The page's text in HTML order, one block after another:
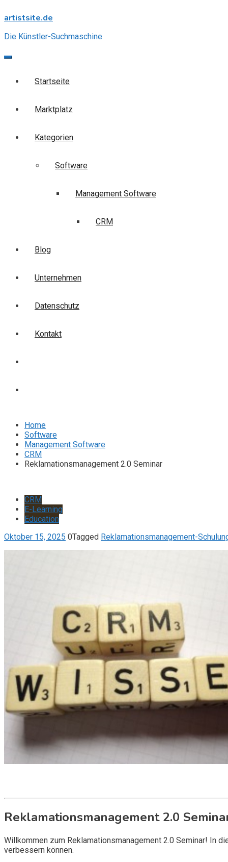
to
artistsite.de
Die Künstler-Suchmaschine
Startseite
Marktplatz
Kategorien
Software
Management Software
CRM
Blog
Unternehmen
Datenschutz
Kontakt
Home
Software
Management Software
CRM
Reklamationsmanagement 2.0 Seminar
CRM
E-Learning
Education
Oktober 15, 2025 0Tagged Reklamationsmanagement-
Reklamationsmanagement 2.0
Willkommen zum Reklamationsmanagement 2.0 Seminar! In
verbessern können.